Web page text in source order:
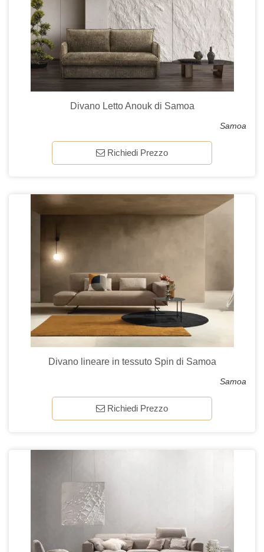
Divano Letto Anouk di Samoa
Samoa
Richiedi Prezzo
Divano lineare in tessuto Spin di Samoa
Samoa
Richiedi Prezzo